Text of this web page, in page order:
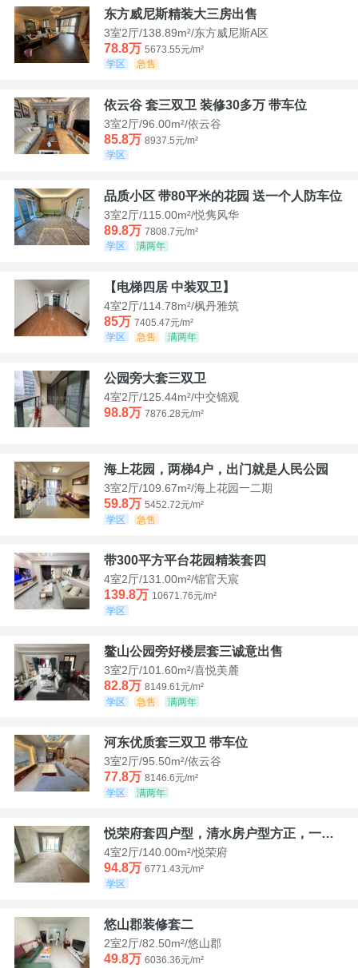
东方威尼斯精装大三房出售
3室2厅/138.89m²/东方威尼斯A区
78.8万 5673.55元/m²
学区
急售
依云谷 套三双卫 装修30多万 带车位
3室2厅/96.00m²/依云谷
85.8万 8937.5元/m²
学区
品质小区 带80平米的花园 送一个人防车位
3室2厅/115.00m²/悦隽风华
89.8万 7808.7元/m²
学区
满两年
【电梯四居 中装双卫】
4室2厅/114.78m²/枫丹雅筑
85万 7405.47元/m²
学区
急售 满两年
公园旁大套三双卫
4室2厅/125.44m²/中交锦观
98.8万 7876.28元/m²
海上花园，两梯4户，出门就是人民公园
3室2厅/109.67m²/海上花园一二期
59.8万 5452.72元/m²
学区
急售
带300平方平台花园精装套四
4室2厅/131.00m²/锦官天宸
139.8万 10671.76元/m²
学区
鳌山公园旁好楼层套三诚意出售
3室2厅/101.60m²/喜悦美麓
82.8万 8149.61元/m²
学区
急售 满两年
河东优质套三双卫 带车位
3室2厅/95.50m²/依云谷
77.8万 8146.6元/m²
学区
满两年
悦荣府套四户型，清水房户型方正，一口价94，8
4室2厅/140.00m²/悦荣府
94.8万 6771.43元/m²
学区
悠山郡装修套二
2室2厅/82.50m²/悠山郡
49.8万 6036.36元/m²